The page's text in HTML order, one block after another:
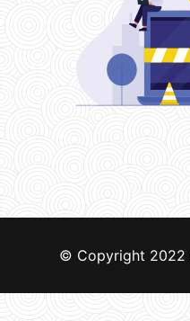
© Copyright 2022